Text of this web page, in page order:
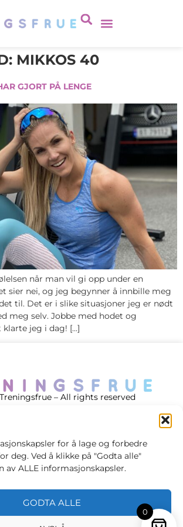
for å lage og forbedre
deg. Ved å klikke på "Godta alle"
av ALLE informasjonskapsler.
GODTA ALLE
MIKKOS 40
GJORT PÅ LENGE
når man vil gi opp under en
sier nei, og jeg begynner å innbille meg
til. Det er i slike situasjoner jeg er nødt
meg selv. Jobbe med hodet og
jeg i dag! […]
– All rights reserved
Cookie policy
Personvernsvilkår
0